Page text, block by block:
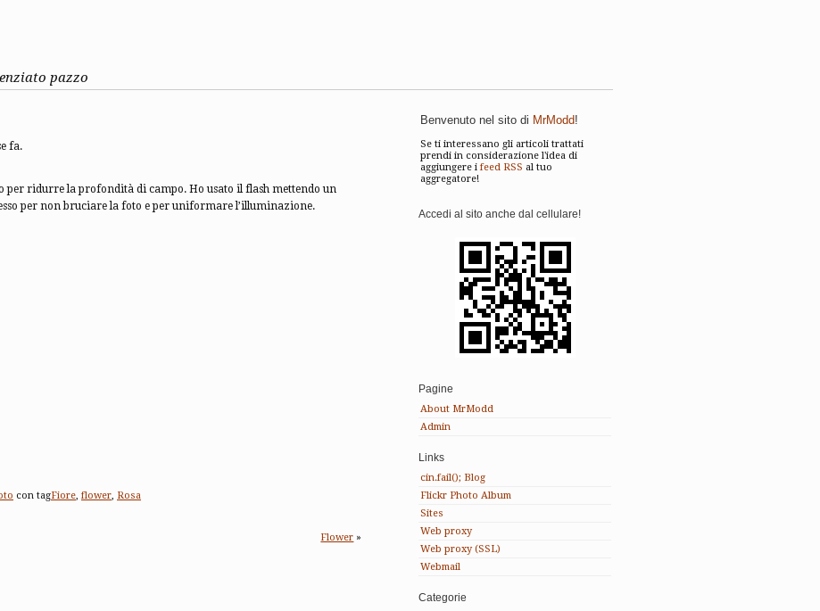
pazzo
fa.
per ridurre la profondità di campo. Ho usato il flash mettendo un
per non bruciare la foto e per uniformare l’illuminazione.
con tagFiore, flower, Rosa
Flower »
Benvenuto nel sito di MrModd!
Se ti interessano gli articoli trattati
prendi in considerazione l'idea di
aggiungere i feed RSS al tuo
aggregatore!
Accedi al sito anche dal cellulare!
Pagine
About MrModd
Admin
Links
cin.fail(); Blog
Flickr Photo Album
Sites
Web proxy
Web proxy (SSL)
Webmail
Categorie